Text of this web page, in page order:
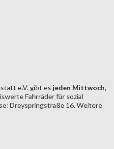
e.V. gibt es jeden Mittwoch,
Fahrräder für sozial
Dreyspringstraße 16. Weitere